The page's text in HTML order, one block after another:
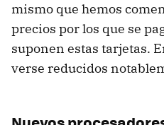
mismo que hemos
precios por los que se
suponen estas tarjetas.
verse reducidos